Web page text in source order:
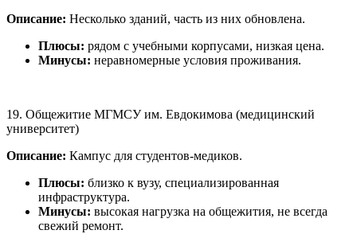
Описание: Несколько зданий, часть из них обновлена.
Плюсы: рядом с учебными корпусами, низкая цена.
Минусы: неравномерные условия проживания.
19. Общежитие МГМСУ им. Евдокимова (медицинский
университет)
Описание: Кампус для студентов-медиков.
Плюсы: близко к вузу, специализированная
инфраструктура.
Минусы: высокая нагрузка на общежития, не всегда
свежий ремонт.